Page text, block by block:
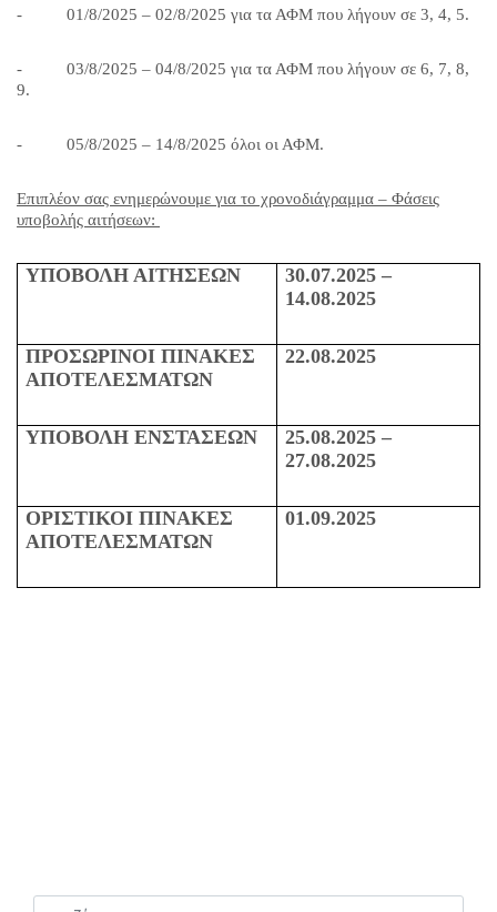
- 01/8/2025 – 02/8/2025 για τα ΑΦΜ που λήγουν σε 3, 4, 5.
-
03/8/2025 – 04/8/2025 για τα ΑΦΜ που λήγουν σε 6, 7, 8,
9.
- 05/8/2025 – 14/8/2025 όλοι οι ΑΦΜ.
Επιπλέον σας ενημερώνουμε για το χρονοδιάγραμμα – Φάσεις
υποβολής αιτήσεων:
ΥΠΟΒΟΛΗ ΑΙΤΗΣΕΩΝ
30.07.2025 –
14.08.2025
ΠΡΟΣΩΡΙΝΟΙ ΠΙΝΑΚΕΣ
ΑΠΟΤΕΛΕΣΜΑΤΩΝ
22.08.2025
ΥΠΟΒΟΛΗ ΕΝΣΤΑΣΕΩΝ
25.08.2025 –
27.08.2025
ΟΡΙΣΤΙΚΟΙ ΠΙΝΑΚΕΣ
ΑΠΟΤΕΛΕΣΜΑΤΩΝ
01.09.2025